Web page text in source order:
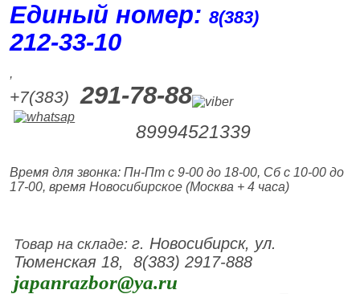
Единый номер:8(383)
212‑33‑10
,
+7(383) 291-78-88
89994521339
Время для звонка: Пн-Пт с 9-00 до 18-00, Сб с 10-00 до
17-00, время Новосибирское (Москва + 4 часа)
Товар на складе:г. Новосибирск, ул.
Тюменская 18, 8(383) 2917-888
japanrazbor@ya.ru